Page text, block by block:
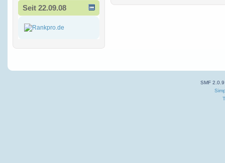
Seit 22.09.08
SMF 2.0.9